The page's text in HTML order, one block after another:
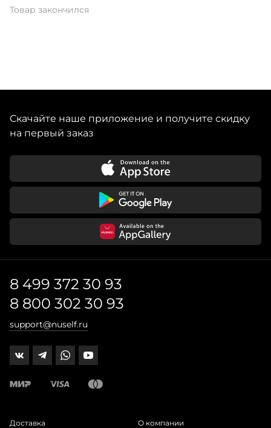
Товар закончился
Скачайте наше приложение и получите скидку
на первый заказ
8 499 372 30 93
8 800 302 30 93
support@nuself.ru
Доставка О компании